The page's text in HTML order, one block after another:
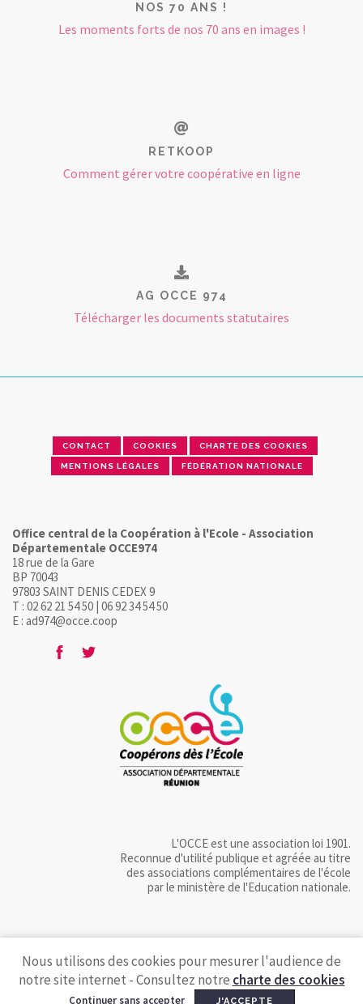
NOS 70 ANS !
Les moments forts de nos 70 ans en images !
RETKOOP
Comment gérer votre coopérative en ligne
AG OCCE 974
Télécharger les documents statutaires
CONTACT COOKIES CHARTE DES COOKIES
MENTIONS LÉGALES FÉDÉRATION NATIONALE
Office central de la Coopération à l'Ecole - Association
Départementale OCCE974
18 rue de la Gare
BP 70043
97803 SAINT DENIS CEDEX 9
T : 02 62 21 54 50 | 06 92 34 54 50
E : ad974@occe.coop
L'OCCE est une association loi 1901.
Reconnue d'utilité publique et agréée au titre
des associations complémentaires de l'école
par le ministère de l'Education nationale.
Nous utilisons des cookies pour mesurer l'audience de
notre site internet - Consultez notre charte des cookies
Continuer sans accepter J'ACCEPTE